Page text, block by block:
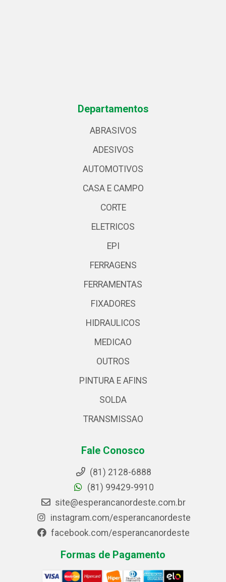
Departamentos
ABRASIVOS
ADESIVOS
AUTOMOTIVOS
CASA E CAMPO
CORTE
ELETRICOS
EPI
FERRAGENS
FERRAMENTAS
FIXADORES
HIDRAULICOS
MEDICAO
OUTROS
PINTURA E AFINS
SOLDA
TRANSMISSAO
Fale Conosco
(81) 2128-6888
(81) 99429-9910
site@esperancanordeste.com.br
instagram.com/esperancanordeste
facebook.com/esperancanordeste
Formas de Pagamento